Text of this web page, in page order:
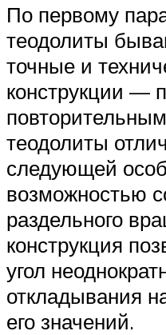
По первому
теодолиты
точные и
конструкции —
теодолиты
следующей
возможностью
раздельного
конструкция
угол
откладывания
его значений.